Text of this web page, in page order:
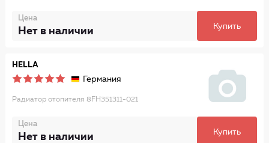
Цена
Нет в наличии Купить
HELLA
Германия
Радиатор отопителя 8FH351311-021
Цена
Нет в наличии Купить